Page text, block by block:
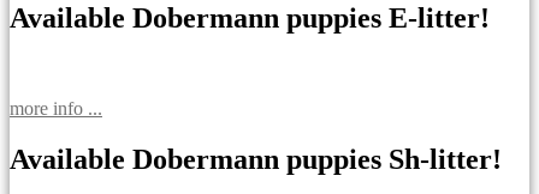
Available Dobermann puppies E-litter!
more info ...
Available Dobermann puppies Sh-litter!